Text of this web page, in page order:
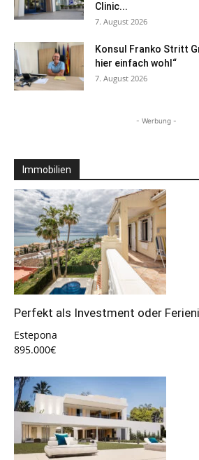
Clinic...
7. August 2026
Konsul Franko Stritt
hier einfach wohl“
7. August 2026
- Werbung -
Immobilien
Perfekt als Investment oder
Estepona
895.000€